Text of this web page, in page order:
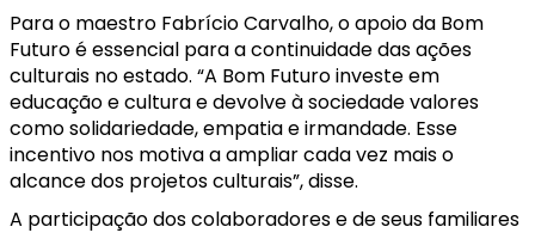
Para o maestro Fabrício Carvalho, o apoio da Bom
Futuro é essencial para a continuidade das ações
culturais no estado. “A Bom Futuro investe em
educação e cultura e devolve à sociedade valores
como solidariedade, empatia e irmandade. Esse
incentivo nos motiva a ampliar cada vez mais o
alcance dos projetos culturais”, disse.
A participação dos colaboradores e de seus familiares